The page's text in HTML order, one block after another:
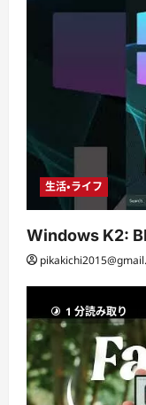
生活・ライフ
Windows K2:
1 分読み取り